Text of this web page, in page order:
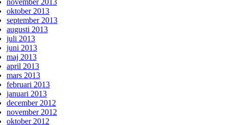
oktober 2013
september 2013
augusti 2013
juli 2013
juni 2013
maj 2013
april 2013
mars 2013
februari 2013
januari 2013
december 2012
november 2012
oktober 2012